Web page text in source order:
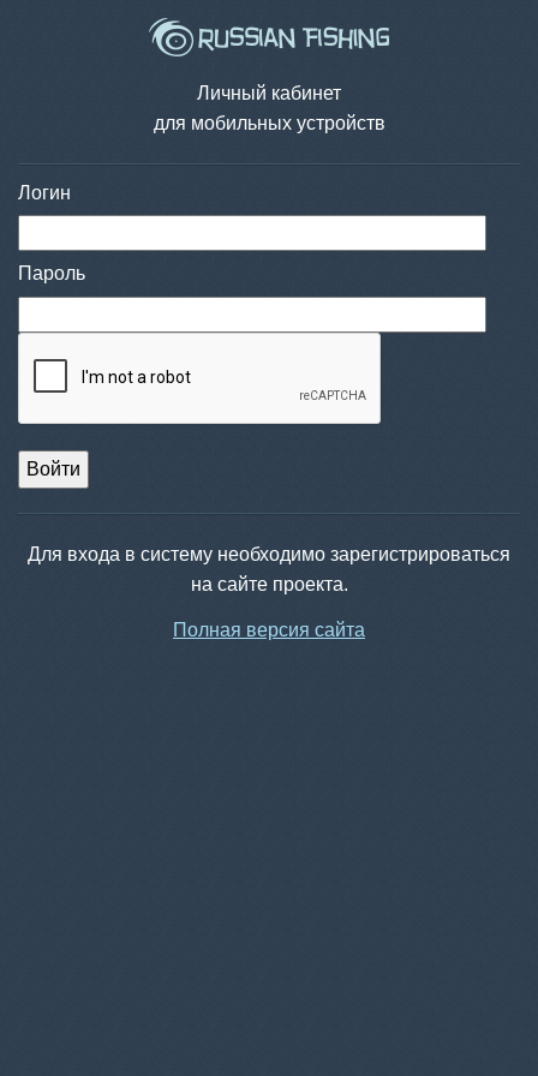
Личный кабинет
для мобильных устройств
Логин
Пароль
Войти
Для входа в систему необходимо зарегистрироваться
на сайте проекта.
Полная версия сайта